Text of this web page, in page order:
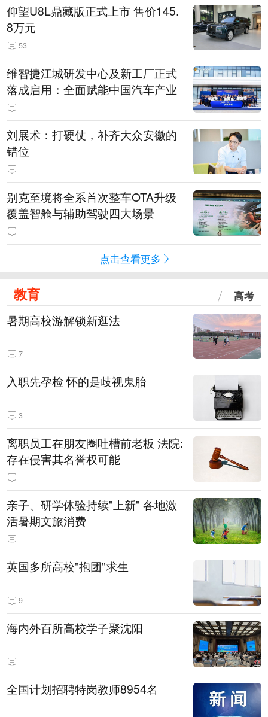
仰望U8L鼎藏版正式上市 售价145.
8万元
53
维智捷江城研发中心及新工厂正式
落成启用：全面赋能中国汽车产业
刘展术：打硬仗，补齐大众安徽的
错位
别克至境将全系首次整车OTA升级
覆盖智舱与辅助驾驶四大场景
点击查看更多
教育 高考
暑期高校游解锁新逛法
7
入职先孕检 怀的是歧视鬼胎
3
离职员工在朋友圈吐槽前老板 法院:
存在侵害其名誉权可能
亲子、研学体验持续"上新" 各地激
活暑期文旅消费
英国多所高校"抱团"求生
9
海内外百所高校学子聚沈阳
全国计划招聘特岗教师8954名